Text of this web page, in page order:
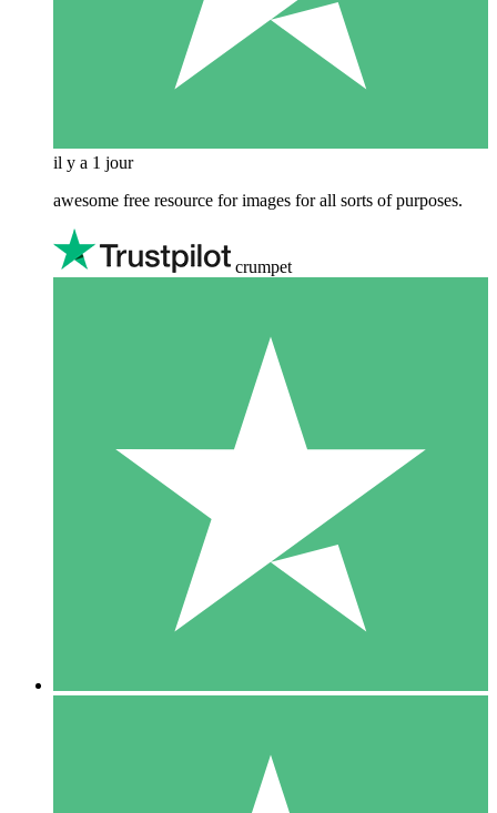
il y a 1 jour
awesome free resource for images for all sorts of purposes.
crumpet